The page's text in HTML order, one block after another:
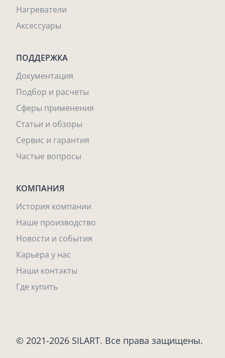
Нагреватели
Аксессуары
ПОДДЕРЖКА
Документация
Подбор и расчеты
Сферы применения
Статьи и обзоры
Сервис и гарантия
Частые вопросы
КОМПАНИЯ
История компании
Наше производство
Новости и события
Карьера у нас
Наши контакты
Где купить
© 2021-2026 SILART. Все права защищены.